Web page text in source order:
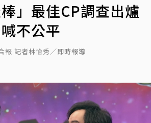
棒」最佳CP調查出爐
不公平
報 記者林怡秀／即時報導